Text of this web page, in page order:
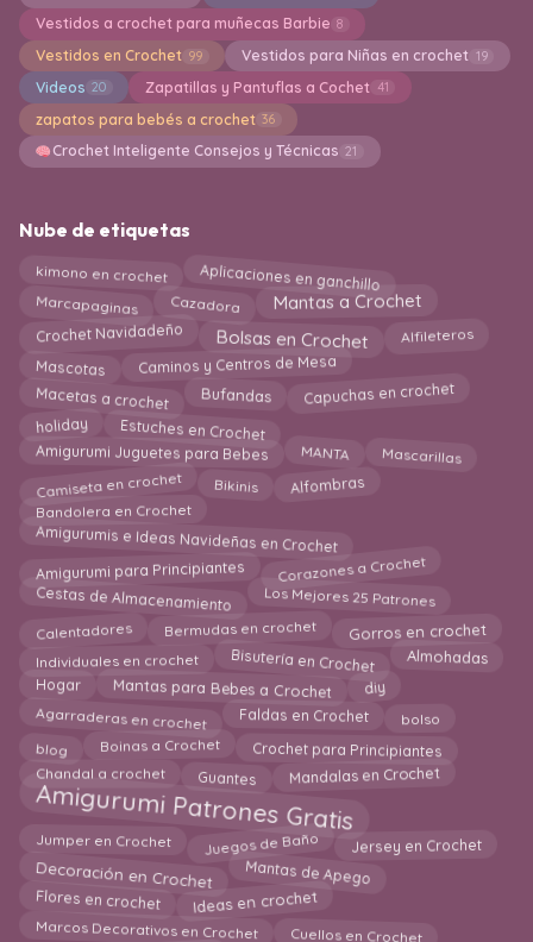
Vestidos a crochet para muñecas Barbie 8
Vestidos en Crochet 99 Vestidos para Niñas en crochet 19
Videos 20 Zapatillas y Pantuflas a Cochet 41
zapatos para bebés a crochet 36
Crochet Inteligente Consejos y Técnicas 21
Nube de etiquetas
kimono en crochet Aplicaciones en ganchillo
Marcapaginas Cazadora Mantas a Crochet
Crochet Navidadeño Bolsas en Crochet Alfileteros
Mascotas Caminos y Centros de Mesa
Macetas a crochet Bufandas Capuchas en crochet
holiday Estuches en Crochet
Amigurumi Juguetes para Bebes MANTA Mascarillas
Camiseta en crochet Bikinis Alfombras
Bandolera en Crochet
Amigurumis e Ideas Navideñas en Crochet
Amigurumi para Principiantes Corazones a Crochet
Cestas de Almacenamiento Los Mejores 25 Patrones
Calentadores Bermudas en crochet Gorros en crochet
Individuales en crochet Bisutería en Crochet Almohadas
Hogar Mantas para Bebes a Crochet diy
Agarraderas en crochet Faldas en Crochet bolso
blog Boinas a Crochet Crochet para Principiantes
Chandal a crochet Guantes Mandalas en Crochet
Amigurumi Patrones Gratis
Jumper en Crochet Juegos de Baño Jersey en Crochet
Decoración en Crochet Mantas de Apego
Flores en crochet Ideas en crochet
Marcos Decorativos en Crochet Cuellos en Crochet